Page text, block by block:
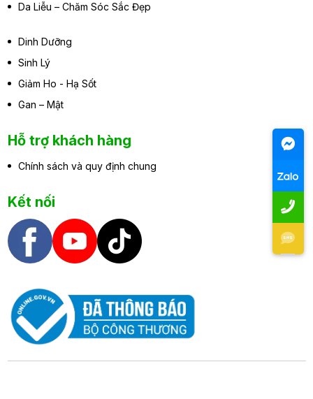
Da Liễu – Chăm Sóc Sắc Đẹp
Dinh Dưỡng
Sinh Lý
Giảm Ho - Hạ Sốt
Gan – Mật
Hỗ trợ khách hàng
Chính sách và quy định chung
Kết nối